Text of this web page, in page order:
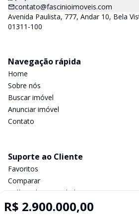
R$ 2.900.000,00
contato@fascinioimoveis.com
Avenida Paulista, 777, Andar 10, Bela
01311-100
Navegação rápida
Home
Sobre nós
Buscar imóvel
Anunciar imóvel
Contato
Suporte ao Cliente
Favoritos
Comparar
Política de privacidade